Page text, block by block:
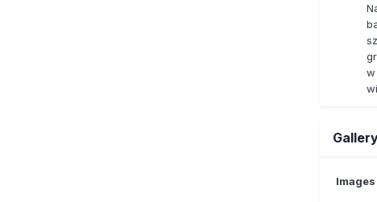
w
Images